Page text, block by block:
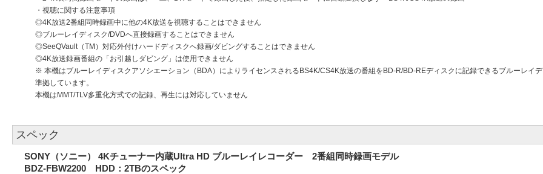
・視聴に関する注意事項
◎4K放送2番組同時録画中に他の4K放送を視聴することはできません
◎ブルーレイディスク/DVDへ直接録画することはできません
◎SeeQVault（TM）対応外付けハードディスクへ録画/ダビングすることはできません
◎4K放送録画番組の「お引越しダビング」は使用できません
※ 本機はブルーレイディスクアソシエーション（BDA）によりライセンスされるBS4K/CS4K放送の番組をBD-R/BD-REディスクに記録できるブルーレイ
準拠しています。
本機はMMT/TLV多重化方式での記録、再生には対応していません
スペック
SONY（ソニー） 4Kチューナー内蔵Ultra HD ブルーレイレコーダー 2番組同時録画モデル
BDZ-FBW2200 HDD：2TBのスペック